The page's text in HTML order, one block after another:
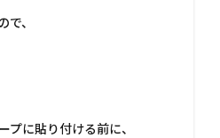
、
プに貼り付ける前に、